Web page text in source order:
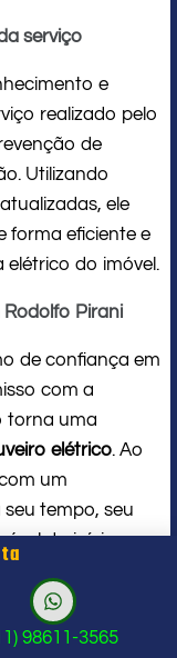
serviço
e
realizado pelo
de
Utilizando
ele
forma eficiente e
elétrico do imóvel.
Pirani
de confiança em
com a
torna uma
elétrico. Ao
um
tempo, seu
do início ao
que
98611-3565